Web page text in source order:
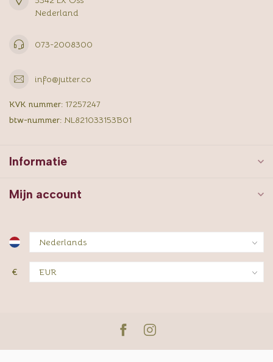
Nederland
073-2008300
info@jutter.co
KVK nummer: 17257247
btw-nummer: NL821033153B01
Informatie
Mijn account
€